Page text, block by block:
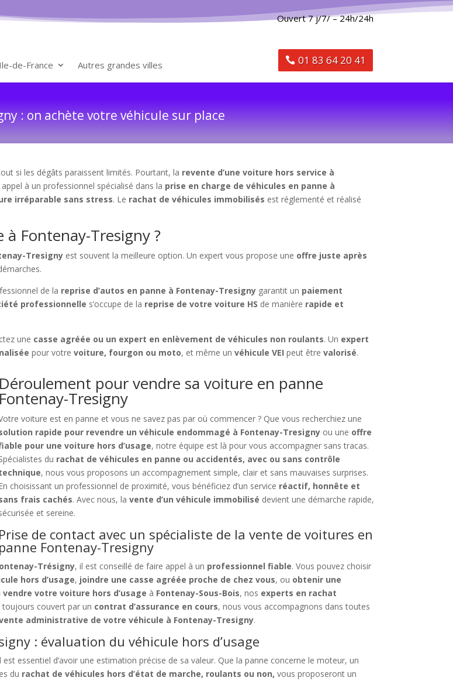
Ile-de-France Autres grandes villes
Ouvert 7 j/7/ – 24h/24h
01 83 64 20 41
: on achète votre véhicule sur place
si les dégâts paraissent limités. Pourtant, la revente d’une voiture hors service à
à un professionnel spécialisé dans la prise en charge de véhicules en panne à
irréparable sans stress. Le rachat de véhicules immobilisés est réglementé et réalisé
Fontenay-Tresigny ?
Tresigny est souvent la meilleure option. Un expert vous propose une offre juste après
de la reprise d’autos en panne à Fontenay-Tresigny garantit un paiement
professionnelle s’occupe de la reprise de votre voiture HS de manière rapide et
une casse agréée ou un expert en enlèvement de véhicules non roulants. Un expert
pour votrevoiture, fourgon ou moto, et même unvéhicule VEI peut êtrevalorisé.
Déroulement pour vendre sa voiture en panne
Fontenay-Tresigny
voiture est en panne et vous ne savez pas par où commencer ? Que vous recherchiez une
rapide pour revendre un véhicule endommagé à Fontenay-Tresigny ou une offre
pour une voiture hors d’usage, notre équipe est là pour vous accompagner sans tracas.
du rachat de véhicules en panne ou accidentés, avec ou sans contrôle
, nous vous proposons un accompagnement simple, clair et sans mauvaises surprises.
choisissant un professionnel de proximité, vous bénéficiez d’un service réactif, honnête et
frais cachés. Avec nous, lavente d’un véhicule immobilisé devient une démarche rapide,
et sereine.
Prise de contact avec un spécialiste de la vente de voitures en
panne Fontenay-Tresigny
Trésigny, il est conseillé de faire appel à un professionnel fiable. Vous pouvez choisir
hors d’usage, joindre une casse agréée proche de chez vous, ou obtenir une
vendre votre voiture hors d’usage à Fontenay-Sous-Bois, nos experts en rachat
toujours couvert par un contrat d’assurance en cours, nous vous accompagnons dans toutes
administrative de votre véhicule à Fontenay-Tresigny.
: évaluation du véhicule hors d’usage
est essentiel d’avoir une estimation précise de sa valeur. Que la panne concerne le moteur, un
du rachat de véhicules hors d’état de marche, roulants ou non, vous proposeront un